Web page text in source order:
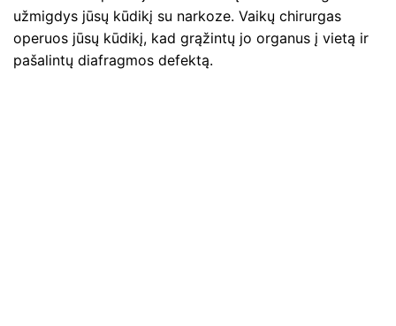
užmigdys jūsų kūdikį su narkoze. Vaikų chirurgas
operuos jūsų kūdikį, kad grąžintų jo organus į vietą ir
pašalintų diafragmos defektą.